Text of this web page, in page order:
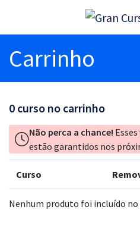
Carrinho
0 curso no carrinho
Não perca a chance!
estão garantidos nos
Curso
Nenhum produto foi incluído no